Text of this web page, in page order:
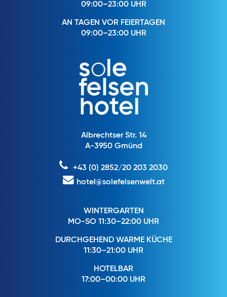
09:00–23:00 UHR
AN TAGEN VOR FEIERTAGEN
09:00–23:00 UHR
Albrechtser Str. 14
A-3950 Gmünd
+43 (0) 2852/20 203 2030
hotel@solefelsenwelt.at
WINTERGARTEN
MO-SO 11:30–22:00 UHR
DURCHGEHEND WARME KÜCHE
11:30–21:00 UHR
HOTELBAR
17:00–00:00 UHR